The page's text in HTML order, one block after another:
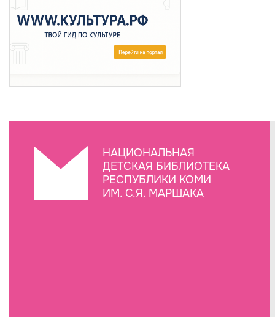
НАЦИОНАЛЬНАЯ
ДЕТСКАЯ БИБЛИОТЕКА
РЕСПУБЛИКИ КОМИ
ИМ. С.Я. МАРШАКА